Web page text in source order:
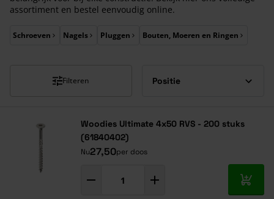
assortiment en bestel eenvoudig online.
Druk om carrousel over te slaan
Schroeven Nagels Pluggen Bouten, Moeren en Ringen
Filteren
Woodies Ultimate 4x50 RVS - 200 stuks
(61840402)
Nu27,50per doos
In